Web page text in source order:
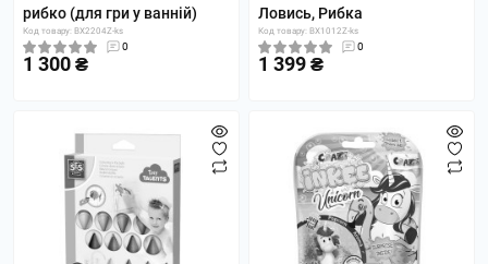
рибко (для гри у ванній)
Код товару: BX2204Z-ks
0
1 300 ₴
Ловись, Рибка
Код товару: BX1012Z-ks
0
1 399 ₴